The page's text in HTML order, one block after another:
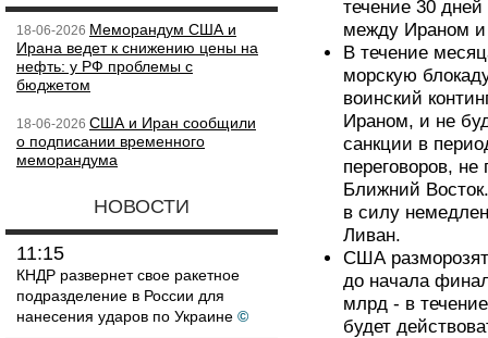
18-06-2026 Меморандум США и
Ирана ведет к снижению цены на
нефть: у РФ проблемы с
бюджетом
18-06-2026 США и Иран сообщили
о подписании временного
меморандума
НОВОСТИ
11:15
КНДР развернет свое ракетное
подразделение в России для
нанесения ударов по Украине ©
течение 30
между Ираном
В течение
морскую
воинский
Ираном, и не
санкции в
переговоров,
Ближний
в силу
Ливан.
США
до начала
млрд - в
будет